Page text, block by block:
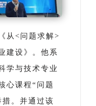
从<问题求解>
建设》。他系
学与技术专业
心课程“问题
。并通过该